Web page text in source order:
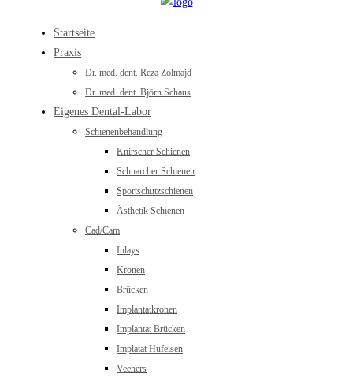
Startseite
Praxis
Dr. med. dent. Reza Zolmajd
Dr. med. dent. Björn Schaus
Eigenes Dental-Labor
Schienenbehandlung
Knirscher Schienen
Schnarcher Schienen
Sportschutzschienen
Ästhetik Schienen
Cad/Cam
Inlays
Kronen
Brücken
Implantatkronen
Implantat Brücken
Implatat Hufeisen
Veeners